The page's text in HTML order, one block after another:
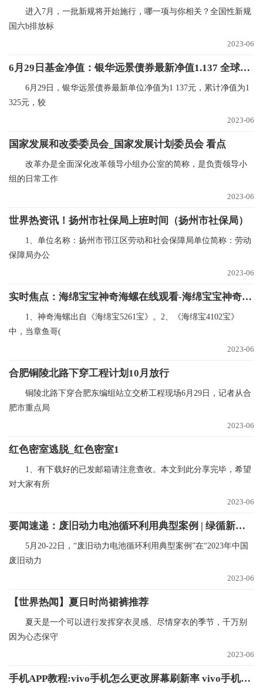
进入7月，一批新规将开始施行，哪一项与你相关？全国性新规
国六b排放标
2023-06
6月29日基金净值：银华远景债券最新净值1.137 全球新资讯
6月29日，银华远景债券最新单位净值为1 137元，累计净值为1
325元，较
2023-06
国家发展和改委委员会_国家发展计划委员会 看点
改革办是全面深化改革领导小组办公室的简称，是负责领导小
组的日常工作
2023-06
世界热资讯！扬州市社保局上班时间（扬州市社保局）
1、单位名称：扬州市邗江区劳动和社会保障局单位简称：劳动
保障局办公
2023-06
实时焦点：海绵宝宝神奇海螺在线观看-海绵宝宝神奇海螺
1、神奇海螺出自《海绵宝5261宝》。2、《海绵宝4102宝》
中，当章鱼哥(
2023-06
合肥铜陵北路下穿工程计划10月放行
铜陵北路下穿合肥东编组站立交桥工程现场6月29日，记者从合
肥市重点局
2023-06
红色密室逃脱_红色密室1
1、有下载好的已发邮箱请注意查收。本文到此分享完毕，希望
对大家有所
2023-06
要闻速递：废旧动力电池循环利用典型案例 | 绿循新能源产业（广东）有限公司
5月20-22日，“废旧动力电池循环利用典型案例”在“2023年中国
废旧动力
2023-06
【世界热闻】夏日时尚裙裤推荐
夏天是一个可以进行发挥穿衣灵感、尽情穿衣的季节，千万别
因为心态保守
2023-06
手机APP教程:vivo手机怎么更改屏幕刷新率 vivo手机更改屏幕刷新率的方法